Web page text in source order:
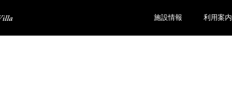
施設情報 利用案内
観覧料のご案内